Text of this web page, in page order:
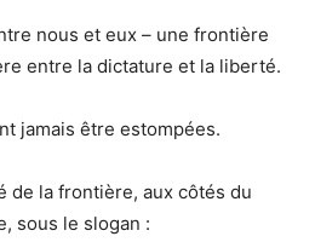
nous et eux – une frontière
entre la dictature et la liberté.
jamais être estompées.
de la frontière, aux côtés du
sous le slogan :